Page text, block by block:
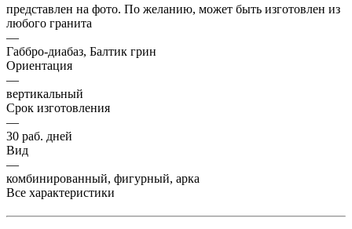
представлен на фото. По желанию, может быть изготовлен из
любого гранита
—
Габбро-диабаз, Балтик грин
Ориентация
—
вертикальный
Срок изготовления
—
30 раб. дней
Вид
—
комбинированный, фигурный, арка
Все характеристики